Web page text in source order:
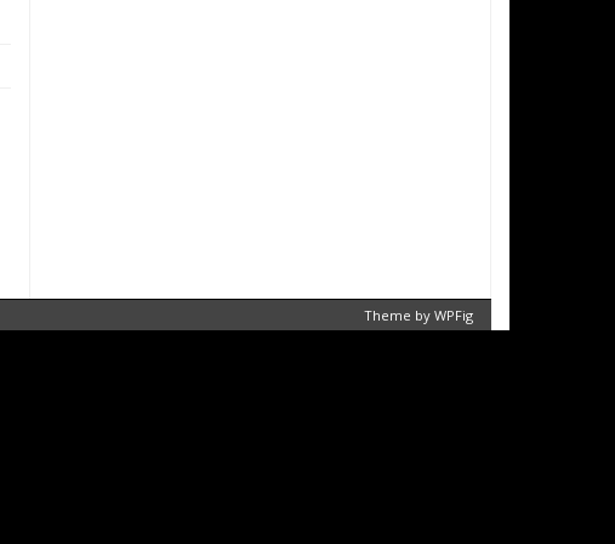
Theme by WPFig